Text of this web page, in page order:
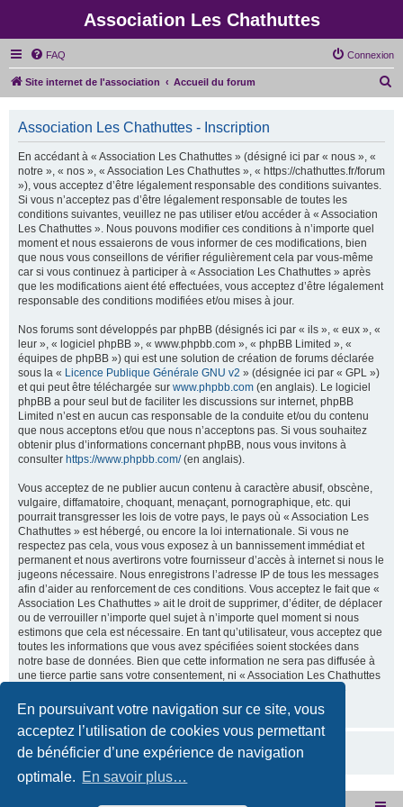
En poursuivant votre navigation sur ce site, vous
acceptez l’utilisation de cookies vous permettant
de bénéficier d’une expérience de navigation
optimale. En savoir plus…
Association Les Chathuttes
FAQ Connexion
Site internet de l'association Accueil du forum
Association Les Chathuttes - Inscription
En accédant à « Association Les Chathuttes » (désigné ici par « nous », «
notre », « nos », « Association Les Chathuttes », « https://chathuttes.fr/forum
»), vous acceptez d’être légalement responsable des conditions suivantes.
Si vous n’acceptez pas d’être légalement responsable de toutes les
conditions suivantes, veuillez ne pas utiliser et/ou accéder à « Association
Les Chathuttes ». Nous pouvons modifier ces conditions à n’importe quel
moment et nous essaierons de vous informer de ces modifications, bien
que nous vous conseillons de vérifier régulièrement cela par vous-même
car si vous continuez à participer à « Association Les Chathuttes » après
que les modifications aient été effectuées, vous acceptez d’être légalement
responsable des conditions modifiées et/ou mises à jour.
Nos forums sont développés par phpBB (désignés ici par « ils », « eux », «
leur », « logiciel phpBB », « www.phpbb.com », « phpBB Limited », «
équipes de phpBB ») qui est une solution de création de forums déclarée
sous la « Licence Publique Générale GNU v2 » (désignée ici par « GPL »)
et qui peut être téléchargée sur www.phpbb.com (en anglais). Le logiciel
phpBB a pour seul but de faciliter les discussions sur internet, phpBB
Limited n’est en aucun cas responsable de la conduite et/ou du contenu
que nous acceptons et/ou que nous n’acceptons pas. Si vous souhaitez
obtenir plus d’informations concernant phpBB, nous vous invitons à
consulter https://www.phpbb.com/(en anglais).
Vous acceptez de ne publier aucun contenu à caractère abusif, obscène,
vulgaire, diffamatoire, choquant, menaçant, pornographique, etc. qui
pourrait transgresser les lois de votre pays, le pays où « Association Les
Chathuttes » est hébergé, ou encore la loi internationale. Si vous ne
respectez pas cela, vous vous exposez à un bannissement immédiat et
permanent et nous avertirons votre fournisseur d’accès à internet si nous le
jugeons nécessaire. Nous enregistrons l’adresse IP de tous les messages
afin d’aider au renforcement de ces conditions. Vous acceptez le fait que «
Association Les Chathuttes » ait le droit de supprimer, d’éditer, de déplacer
ou de verrouiller n’importe quel sujet à n’importe quel moment si nous
estimons que cela est nécessaire. En tant qu’utilisateur, vous acceptez que
toutes les informations que vous avez spécifiées soient stockées dans
notre base de données. Bien que cette information ne sera pas diffusée à
une tierce partie sans votre consentement, ni « Association Les Chathuttes
tentative de piratage visant à compromettre vos données.